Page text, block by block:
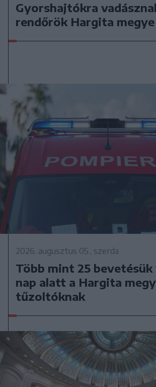
Gyorshajtókra
rendőrök Hargita
2026. augusztus 05., szerda
Több mint 25
nap alatt a Hargita
tűzoltóknak